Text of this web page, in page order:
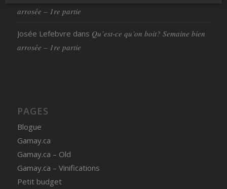
arrosée – 1re partie
Josée Lefebvre dans Qu’est-ce qu’on boit? Semaine bien
arrosée – 1re partie
PAGES
Blogue
Gamay.ca
Gamay.ca – Old
Gamay.ca – Vinifications
Petit budget